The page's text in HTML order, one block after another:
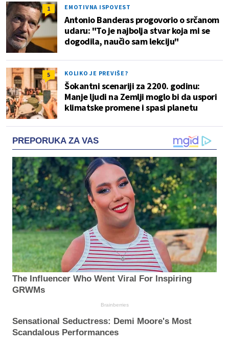
1 EMOTIVNA ISPOVEST
Antonio Banderas progovorio o srčanom
udaru: "To je najbolja stvar koja mi se
dogodila, naučio sam lekciju"
5 KOLIKO JE PREVIŠE?
Šokantni scenariji za 2200. godinu:
Manje ljudi na Zemlji moglo bi da uspori
klimatske promene i spasi planetu
PREPORUKA ZA VAS
The Influencer Who Went Viral For Inspiring
GRWMs
Brainberries
Sensational Seductress: Demi Moore's Most
Scandalous Performances